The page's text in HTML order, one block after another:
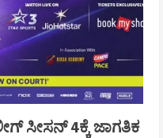
ಸೀಸನ್ 4ಕ್ಕೆ ಜಾಗತಿಕ